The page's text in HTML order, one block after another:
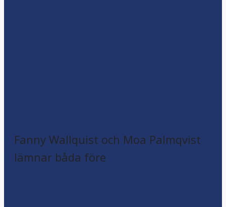
Fanny Wallquist och Moa Palmqvist
lämnar båda före